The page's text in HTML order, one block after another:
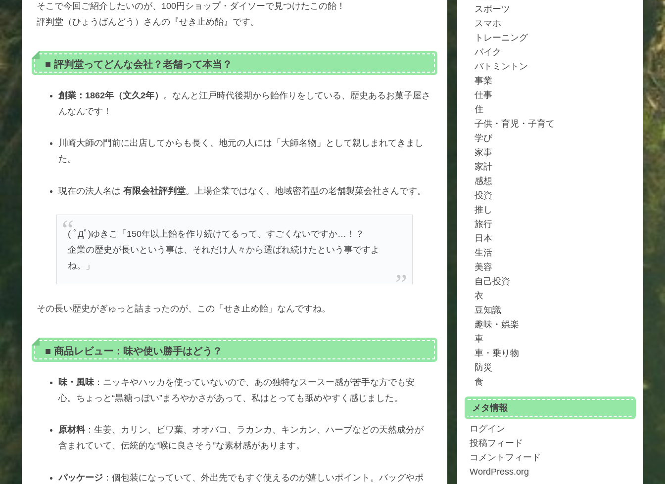
そこで今回ご紹介したいのが、100円ショップ・ダイソーで見つけたこの飴！
評判堂（ひょうばんどう）さんの『せき止め飴』です。
■ 評判堂ってどんな会社？老舗って本当？
創業：1862年（文久2年）
。なんと江戸時代後期から飴作りをしている、歴史あるお菓子屋さ
んなんです！
川崎大師の門前に出店してからも長く、地元の人には「大師名物」として親しまれてきまし
た。
現在の法人名は 有限会社評判堂。上場企業ではなく、地域密着型の老舗製菓会社さんです。
( ﾟДﾟ)ゆきこ「150年以上飴を作り続けてるって、すごくないですか…！？
企業の歴史が長いという事は、それだけ人々から選ばれ続けたという事ですよ
ね。」
その長い歴史がぎゅっと詰まったのが、この「せき止め飴」なんですね。
■ 商品レビュー：味や使い勝手はどう？
味・風味：ニッキやハッカを使っていないので、あの独特なスースー感が苦手な方でも安
心。ちょっと“黒糖っぽい”まろやかさがあって、私はとっても舐めやすく感じました。
原材料：生姜、カリン、ビワ葉、オオバコ、ラカンカ、キンカン、ハーブなどの天然成分が
含まれていて、伝統的な“喉に良さそう”な素材感があります。
パッケージ：個包装になっていて、外出先でもすぐ使えるのが嬉しいポイント。バッグやポ
スポーツ
スマホ
トレーニング
バイク
バトミントン
事業
仕事
住
子供・育児・子育て
学び
家事
家計
感想
投資
推し
旅行
日本
生活
美容
自己投資
衣
豆知識
趣味・娯楽
車
車・乗り物
防災
食
メタ情報
ログイン
投稿フィード
コメントフィード
WordPress.org